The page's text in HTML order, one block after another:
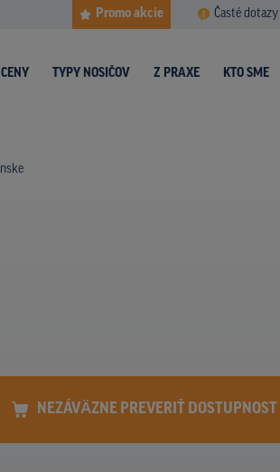
Promo akcie Časté dotazy
CENY TYPY NOSIČOV Z PRAXE KTO SME
NEZÁVÄZNE PREVERIŤ DOSTUPNOST